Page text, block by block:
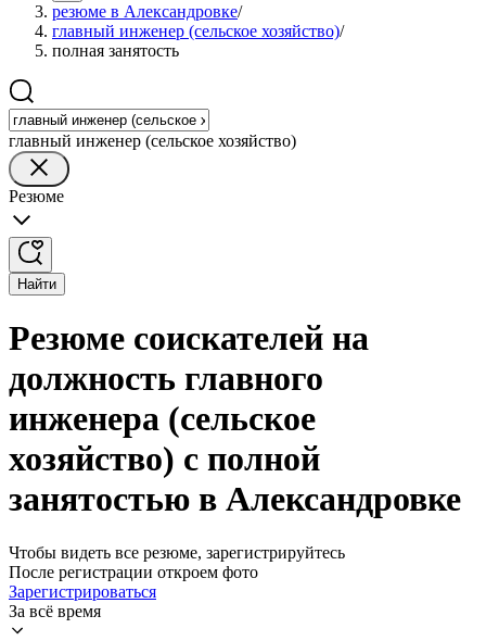
резюме в Александровке/
главный инженер (сельское хозяйство)/
полная занятость
главный инженер (сельское хозяйство)
Резюме
Найти
Резюме соискателей на
должность главного
инженера (сельское
хозяйство) с полной
занятостью в Александровке
Чтобы видеть все резюме, зарегистрируйтесь
После регистрации откроем фото
Зарегистрироваться
За всё время